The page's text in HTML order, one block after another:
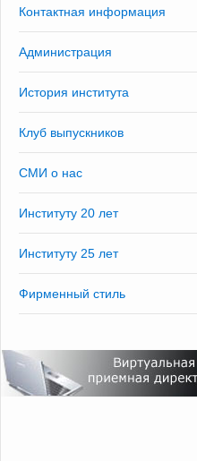
Контактная информация
Администрация
История института
Клуб выпускников
СМИ о нас
Институту 20 лет
Институту 25 лет
Фирменный стиль